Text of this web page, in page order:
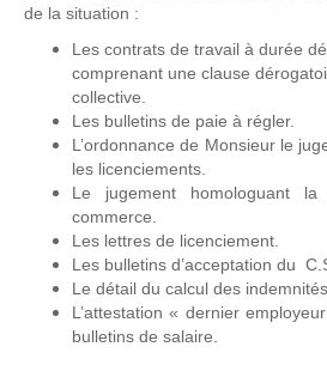
de la situation :
Les contrats de travail à durée
comprenant une clause
collective.
Les bulletins de paie à régler.
L’ordonnance de Monsieur le
les licenciements.
Le jugement homologuant
commerce.
Les lettres de licenciement.
Les bulletins d’acceptation du
Le détail du calcul des
L’attestation « dernier
bulletins de salaire.